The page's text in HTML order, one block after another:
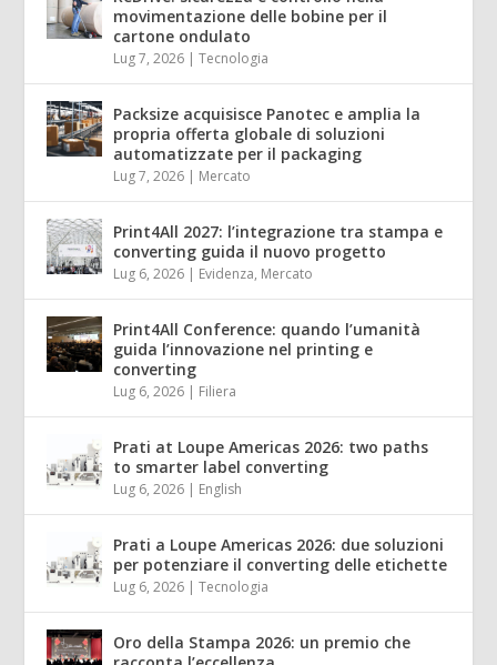
movimentazione delle bobine per il
cartone ondulato
Lug 7, 2026 |Tecnologia
Packsize acquisisce Panotec e amplia la
propria offerta globale di soluzioni
automatizzate per il packaging
Lug 7, 2026 | Mercato
Print4All 2027: l’integrazione tra stampa e
converting guida il nuovo progetto
Lug 6, 2026 | Evidenza, Mercato
Print4All Conference: quando l’umanità
guida l’innovazione nel printing e
converting
Lug 6, 2026 | Filiera
Prati at Loupe Americas 2026: two paths
to smarter label converting
Lug 6, 2026 | English
Prati a Loupe Americas 2026: due soluzioni
per potenziare il converting delle etichette
Lug 6, 2026 |Tecnologia
Oro della Stampa 2026: un premio che